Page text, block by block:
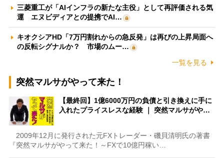
三菱重工が「AIインフラの新たな主役」として再評価される気
運 エヌビディアとの提携でAI…
キオクシアHD「7万円割れからの急反発」は再びの上昇局面へ
の反転シグナルか？ 市場のムー…
一覧を見る
突然マルサがやって来た！
【最終回】1億6000万円の負債と引き換えに手に
入れたプライスレスな経験 ｜ 突然マルサがや…
2009年12月に発行された元FXトレーダー・磯貝清明氏の著書
『突然マルサがやって来た！～FXで10億円稼い…